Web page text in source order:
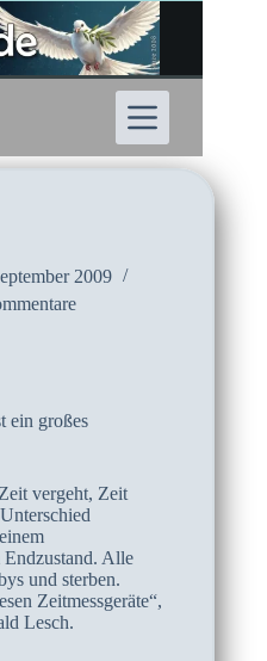
2009
ein großes
vergeht, Zeit
Endzustand. Alle
und sterben.
Zeitmessgeräte“,
Lesch.